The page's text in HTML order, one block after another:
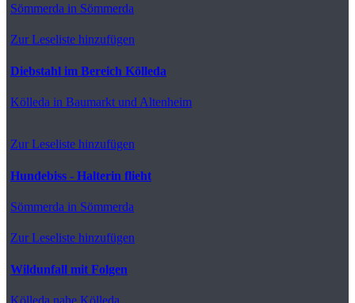
Sömmerda in Sömmerda
Zur Leseliste hinzufügen
Diebstahl im Bereich Kölleda
Kölleda in Baumarkt und Altenheim
Zur Leseliste hinzufügen
Hundebiss - Halterin flieht
Sömmerda in Sömmerda
Zur Leseliste hinzufügen
Wildunfall mit Folgen
Kölleda nahe Kölleda